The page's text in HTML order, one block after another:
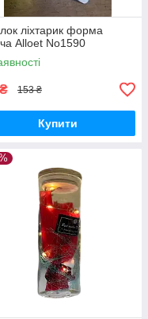
ліхтарик форма
Alloet No1590
₴ 153 ₴
Купити